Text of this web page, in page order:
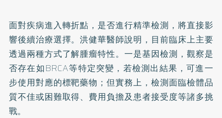
面對疾病進入轉折點，是否進行精準檢測，將直接影
響後續治療選擇。洪健華醫師說明，目前臨床上主要
透過兩種方式了解腫瘤特性。一是基因檢測，觀察是
否存在如BRCA等特定突變，若檢測出結果，可進一
步使用對應的標靶藥物；但實務上，檢測面臨檢體品
質不佳或困難取得、費用負擔及患者接受度等諸多挑
戰。